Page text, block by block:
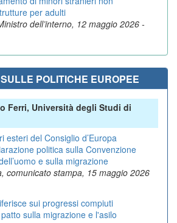
per adulti
dell’interno, 12 maggio 2026 -
POLITICHE EUROPEE
Ferri, Università degli Studi di
esteri del Consiglio d’Europa
politica sulla Convenzione
e sulla migrazione
comunicato stampa, 15 maggio 2026
sui progressi compiuti
sulla migrazione e l'asilo